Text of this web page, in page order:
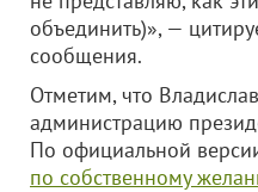
объединить)», —
сообщения.
Отметим, что
администрацию
По официальной
по собственному